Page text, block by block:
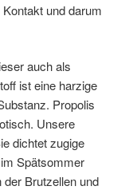
und darum
auch als
ist eine harzige
Propolis
Unsere
dichtet zugige
Spätsommer
Brutzellen und